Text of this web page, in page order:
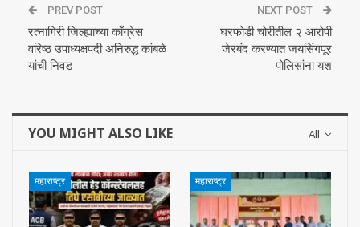
PREV POST
रत्नागिरी जिल्ह्याच्या काँग्रेस
वरिष्ठ उपाध्यक्षपदी अनिरुद्ध कांबळे
यांची निवड
NEXT POST
घरफोडी चोरीतील २ आरोपी
जेरबंद करण्यात जयसिंगपूर
पोलिसांना यश
All
YOU MIGHT ALSO LIKE
महाराष्ट्र महाराष्ट्र